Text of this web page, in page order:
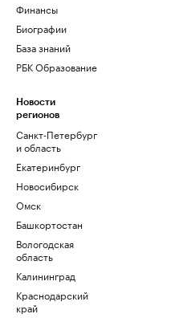
Финансы
Биографии
База знаний
РБК Образование
Новости
регионов
Санкт-Петербург
и область
Екатеринбург
Новосибирск
Омск
Башкортостан
Вологодская
область
Калининград
Краснодарский
край